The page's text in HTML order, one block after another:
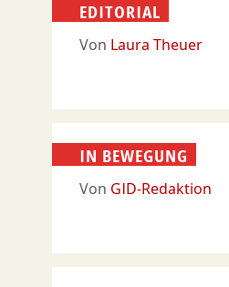
EDITORIAL
Von Laura Theuer
IN BEWEGUNG
Von GID-Redaktion